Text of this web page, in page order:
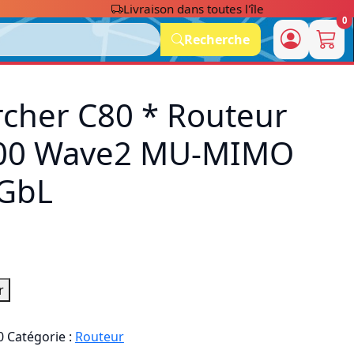
Livraison dans toutes l'île
Recherche
0
C80 * Routeur
Wave2 MU-MIMO
Catégorie : Routeur